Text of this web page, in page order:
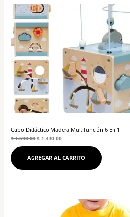
Cubo Didáctico Madera Multifunción 6 En 1
$1.590,00
El
precio
original
era:
$ 1.590,00.
$ 1.490,00
AGREGAR AL CARRITO
precio
actual